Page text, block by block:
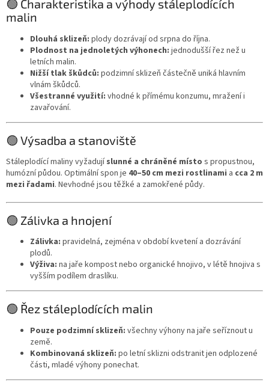
🟢 Charakteristika a výhody stáleplodících
malin
Dlouhá sklizeň: plody dozrávají od srpna do října.
Plodnost na jednoletých výhonech: jednodušší řez než u
letních malin.
Nižší tlak škůdců: podzimní sklizeň částečně uniká hlavním
vlnám škůdců.
Všestranné využití: vhodné k přímému konzumu, mražení i
zavařování.
🟢 Výsadba a stanoviště
Stáleplodící maliny vyžadujíslunné a chráněné místo s propustnou,
humózní půdou. Optimální spon je 40–50 cm mezi rostlinami a cca 2 m
mezi řadami. Nevhodné jsou těžké a zamokřené půdy.
🟢 Zálivka a hnojení
Zálivka: pravidelná, zejména v období kvetení a dozrávání
plodů.
Výživa: na jaře kompost nebo organické hnojivo, v létě hnojiva s
vyšším podílem draslíku.
🟢 Řez stáleplodících malin
Pouze podzimní sklizeň: všechny výhony na jaře seříznout u
země.
Kombinovaná sklizeň: po letní sklizni odstranit jen odplozené
části, mladé výhony ponechat.